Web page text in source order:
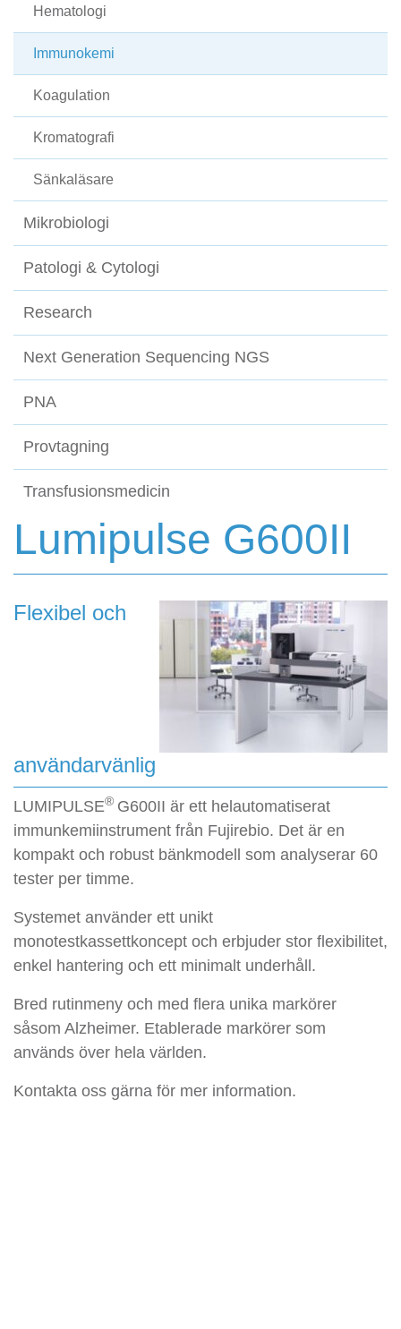
Hematologi
Immunokemi
Koagulation
Kromatografi
Sänkaläsare
Mikrobiologi
Patologi & Cytologi
Research
Next Generation Sequencing NGS
PNA
Provtagning
Transfusionsmedicin
Lumipulse G600II
Flexibel och
användarvänlig
LUMIPULSE® G600II är ett helautomatiserat
immunkemiinstrument från Fujirebio. Det är en
kompakt och robust bänkmodell som analyserar 60
tester per timme.
Systemet använder ett unikt
monotestkassettkoncept och erbjuder stor flexibilitet,
enkel hantering och ett minimalt underhåll.
Bred rutinmeny och med flera unika markörer
såsom Alzheimer. Etablerade markörer som
används över hela världen.
Kontakta oss gärna för mer information.